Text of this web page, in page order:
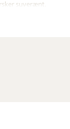
suverænt.